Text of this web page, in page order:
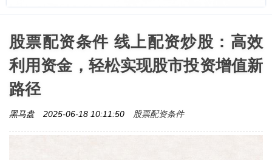
股票配资条件 线上配资炒股：高效
利用资金，轻松实现股市投资增值新
路径
黑马盘 2025-06-18 10:11:50 股票配资条件